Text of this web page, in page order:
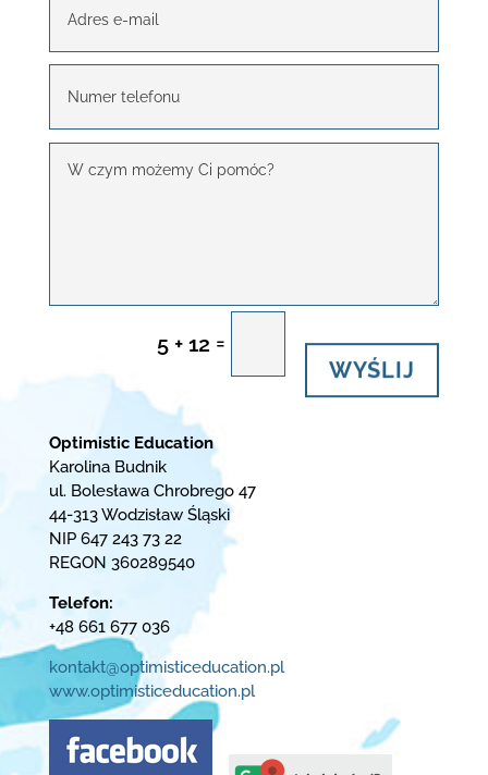
5 + 12 =
WYŚLIJ
Optimistic Education
Karolina Budnik
ul. Bolesława Chrobrego 47
44-313 Wodzisław Śląski
NIP 647 243 73 22
REGON 360289540
Telefon:
+48 661 677 036
kontakt@optimisticeducation.pl
www.optimisticeducation.pl